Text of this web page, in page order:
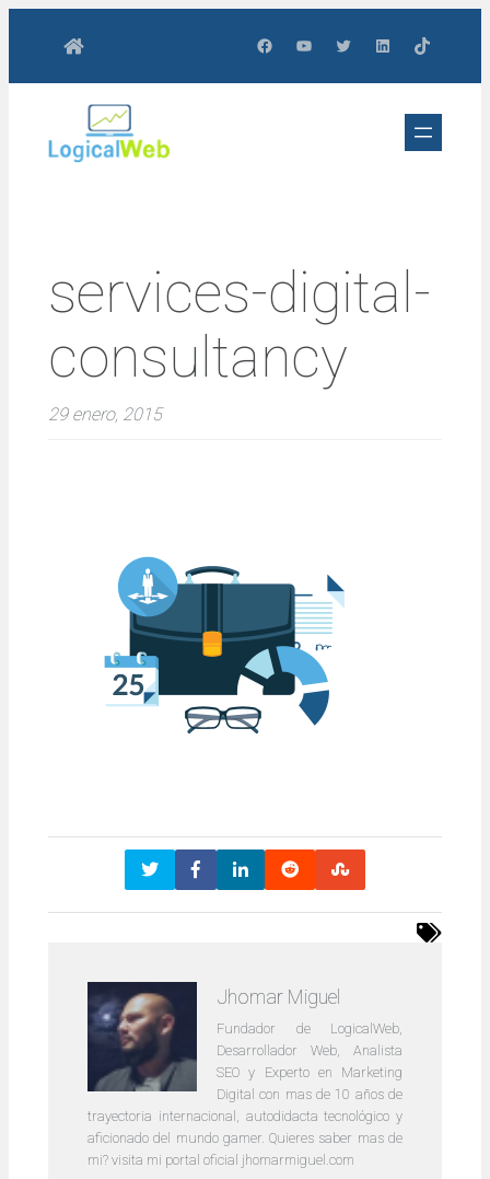
contenido
FacebookYouTubeTwitterLinkedInTikTok
services-digital-
consultancy
29 enero, 2015
Jhomar Miguel
Fundador de LogicalWeb,
Desarrollador Web, Analista
SEO y Experto en Marketing
Digital con mas de 10 años de
trayectoria internacional, autodidacta tecnológico y
aficionado del mundo gamer. Quieres saber mas de
mi? visita mi portal oficial jhomarmiguel.com